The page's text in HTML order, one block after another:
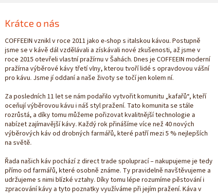
Krátce o nás
COFFEEIN vznikl v roce 2011 jako e-shop s italskou kávou. Postupně
jsme se v kávě dál vzdělávali a získávali nové zkušenosti, až jsme v
roce 2015 otevřeli vlastní pražírnu v Šahách. Dnes je COFFEEIN moderní
pražírna výběrové kávy třetí vlny, kterou tvoří lidé s opravdovou vášní
pro kávu. Jsme jí oddaní a naše životy se točí jen kolem ní.
Za posledních 11 let se nám podařilo vytvořit komunitu „kafařů“, kteří
oceňují výběrovou kávu i náš styl pražení. Tato komunita se stále
rozrůstá, a díky tomu můžeme pořizovat kvalitnější technologie a
nabízet zajímavější kávy. Každý rok přinášíme více než 40 nových
výběrových káv od drobných farmářů, které patří mezi 5 % nejlepších
na světě.
Řada našich káv pochází z direct trade spoluprací – nakupujeme je tedy
přímo od farmářů, které osobně známe. Ty pravidelně navštěvujeme a
udržujeme s nimi blízké vztahy. Díky tomu lépe rozumíme pěstování i
zpracování kávy a tyto poznatky využíváme při jejím pražení. Káva v